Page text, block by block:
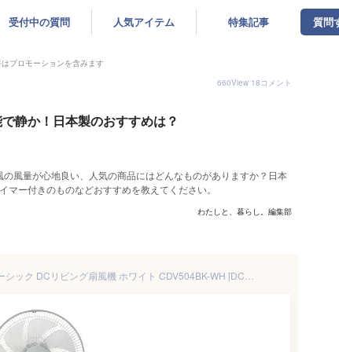
受付中の質問 人気アイテム 特集記事 質問
プロモーションを含みます
660View 18コメント
静か！日本製のおすすめは？
風量が心地良い、人気の商品にはどんなものがありますか？日本
ー付きのものなどおすすめを教えてください。
わたしと、暮らし。編集部